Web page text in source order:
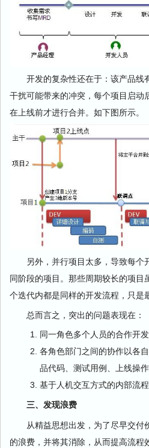
开发的复杂性还在于：该产品线
干扰可能带来的冲突，每个项目启动
在上线前才进行合并。如下图所示。
另外，并行项目太多，导致每个
同阶段的项目。那些周期较长的项
个迭代内都是同样的开发流程，只是
总而言之，突出的问题表现在：
同一角色多个人员的合作开发
各角色部门之间的协作以各
品代码、测试用例、上线操作
基于人机交互方式的内部流程
三、发现浪费
从精益思想出发，为了尽早交付
的浪费，并将其消除，从而提高流